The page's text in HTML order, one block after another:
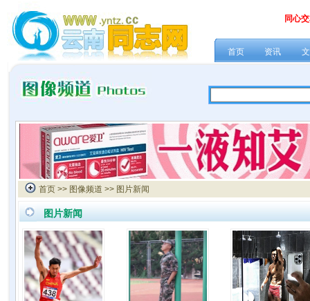
同心
首页 资讯
首页 >> 图像频道 >> 图片新闻
图片新闻